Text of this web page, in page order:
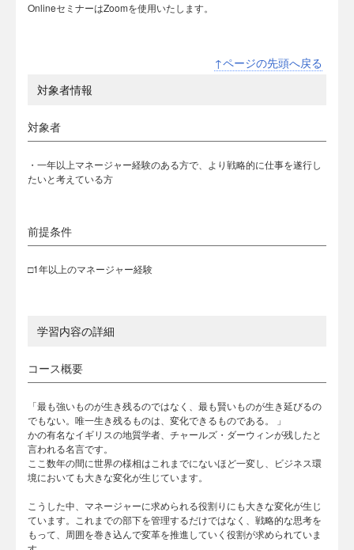
OnlineセミナーはZoomを使用いたします。
↑ページの先頭へ戻る
対象者情報
対象者
・一年以上マネージャー経験のある方で、より戦略的に仕事を遂行し
たいと考えている方
前提条件
□1年以上のマネージャー経験
学習内容の詳細
コース概要
「最も強いものが生き残るのではなく、最も賢いものが生き延びるの
でもない。唯一生き残るものは、変化できるものである。 」
かの有名なイギリスの地質学者、チャールズ・ダーウィンが残したと
言われる名言です。
ここ数年の間に世界の様相はこれまでにないほど一変し、ビジネス環
境においても大きな変化が生じています。
こうした中、マネージャーに求められる役割りにも大きな変化が生じ
ています。これまでの部下を管理するだけではなく、戦略的な思考を
もって、周囲を巻き込んで変革を推進していく役割が求められていま